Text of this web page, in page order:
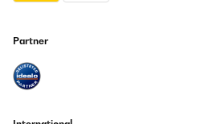
Partner